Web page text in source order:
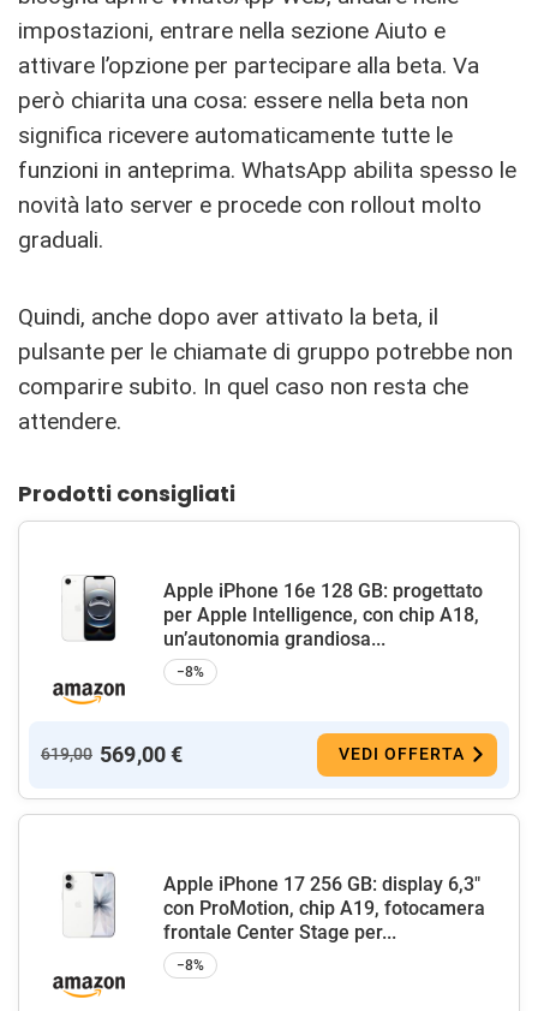
impostazioni, entrare nella sezione Aiuto e
attivare l’opzione per partecipare alla beta. Va
però chiarita una cosa: essere nella beta non
significa ricevere automaticamente tutte le
funzioni in anteprima. WhatsApp abilita spesso le
novità lato server e procede con rollout molto
graduali.
Quindi, anche dopo aver attivato la beta, il
pulsante per le chiamate di gruppo potrebbe non
comparire subito. In quel caso non resta che
attendere.
Prodotti consigliati
Apple iPhone 16e 128 GB: progettato
per Apple Intelligence, con chip A18,
un’autonomia grandiosa...
−8%
619,00 569,00 € VEDI OFFERTA
Apple iPhone 17 256 GB: display 6,3"
con ProMotion, chip A19, fotocamera
frontale Center Stage per...
−8%